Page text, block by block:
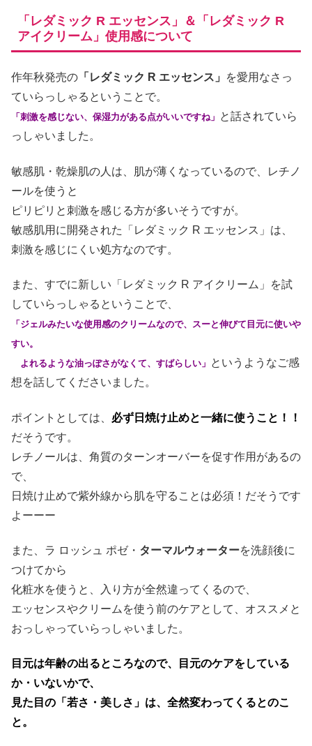
「レダミック R エッセンス」＆「レダミック R
アイクリーム」使用感について
作年秋発売の 「レダミック R エッセンス」
を愛用なさっ
ていらっしゃるということで。
「刺激を感じない、保湿力がある点がいいですね」 と話されていら
っしゃいました。
敏感肌・乾燥肌の人は、肌が薄くなっているので、レチノ
ールを使うと
ピリピリと刺激を感じる方が多いそうですが。
敏感肌用に開発された「レダミック R エッセンス」は、
刺激を感じにくい処方なのです。
また、すでに新しい「レダミック R アイクリーム」を試
していらっしゃるということで、
「ジェルみたいな使用感のクリームなので、スーと伸びて目元に使いや
すい。
よれるような油っぽさがなくて、すばらしい」 というようなご感
想を話してくださいました。
ポイントとしては、 必ず日焼け止めと一緒に使うこと！！
だそうです。
レチノールは、角質のターンオーバーを促す作用があるの
で、
日焼け止めで紫外線から肌を守ることは必須！だそうです
よーーー
また、ラ ロッシュ ポゼ・ ターマルウォーターを洗顔後に
つけてから
化粧水を使うと、入り方が全然違ってくるので、
エッセンスやクリームを使う前のケアとして、オススメと
おっしゃっていらっしゃいました。
目元は年齢の出るところなので、目元のケアをしている
か・いないかで、
見た目の「若さ・美しさ」は、全然変わってくるとのこ
と。